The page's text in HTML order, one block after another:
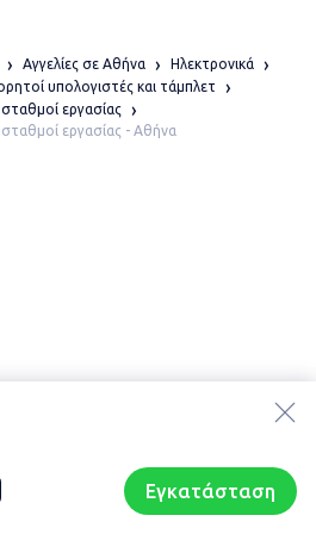
Εγκατάσταση
Αγγελίες σε Αθήνα
Ηλεκτρονικά
υπολογιστές και τάμπλετ
σταθμοί εργασίας
σταθμοί εργασίας - Αθήνα
Sitemap
Χάρτης
Συζητήσεις Προφίλ